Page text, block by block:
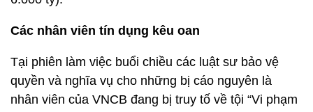
Các nhân viên tín dụng kêu oan
Tại phiên làm việc buổi chiều các luật sư bảo vệ
quyền và nghĩa vụ cho những bị cáo nguyên là
nhân viên của VNCB đang bị truy tố về tội “Vi phạm